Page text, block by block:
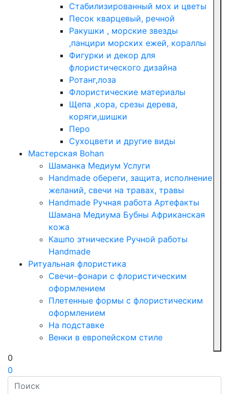
Стабилизированный мох и цветы
Песок кварцевый, речной
Ракушки , морские звезды
,панцири морских ежей, кораллы
Фигурки и декор для
флористического дизайна
Ротанг,лоза
Флористические материалы
Щепа ,кора, срезы дерева,
коряги,шишки
Перо
Сухоцвети и другие виды
Мастерская Bohan
Шаманка Медиум Услуги
Handmade обереги, защита, исполнение
желаний, свечи на травах, травы
Handmade Ручная работа Артефакты
Шамана Медиума Бубны Африканская
кожа
Кашпо этнические Ручной работы
Handmade
Ритуальная флористика
Свечи-фонари с флористическим
оформлением
Плетенные формы с флористическим
оформлением
На подставке
Венки в европейском стиле
0
0